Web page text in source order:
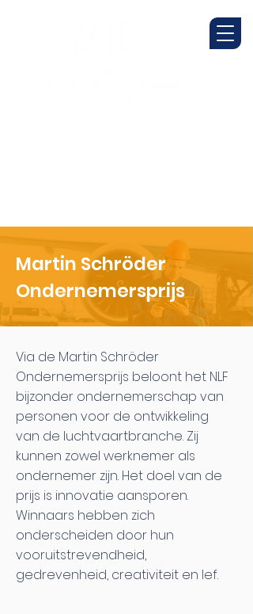
Martin Schröder
Ondernemersprijs
Via de Martin Schröder
Ondernemersprijs beloont het NLF
bijzonder ondernemerschap van
personen voor de ontwikkeling
van de luchtvaartbranche. Zij
kunnen zowel werknemer als
ondernemer zijn. Het doel van de
prijs is innovatie aansporen.
Winnaars hebben zich
onderscheiden door hun
vooruitstrevendheid,
gedrevenheid, creativiteit en lef.